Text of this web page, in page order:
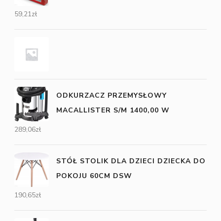
59,21zł
ODKURZACZ PRZEMYSŁOWY
MACALLISTER S/M 1400,00 W
289,06zł
STÓŁ STOLIK DLA DZIECI DZIECKA DO
POKOJU 60CM DSW
190,65zł